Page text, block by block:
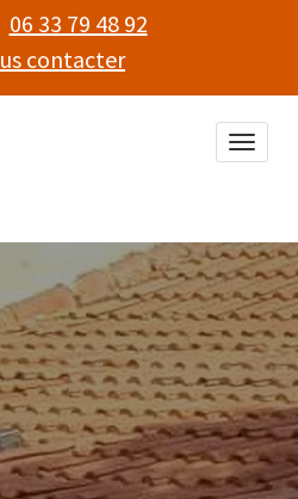
06 33 79 48 92
contacter
Toggle